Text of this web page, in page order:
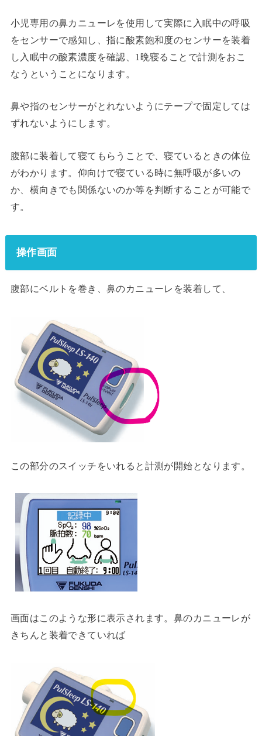
小児専用の鼻カニューレを使用して実際に入眠中の呼吸
をセンサーで感知し、指に酸素飽和度のセンサーを装着
し入眠中の酸素濃度を確認、1晩寝ることで計測をおこ
なうということになります。
鼻や指のセンサーがとれないようにテープで固定しては
ずれないようにします。
腹部に装着して寝てもらうことで、寝ているときの体位
がわかります。仰向けで寝ている時に無呼吸が多いの
か、横向きでも関係ないのか等を判断することが可能で
す。
操作画面
腹部にベルトを巻き、鼻のカニューレを装着して、
この部分のスイッチをいれると計測が開始となります。
画面はこのような形に表示されます。鼻のカニューレが
きちんと装着できていれば